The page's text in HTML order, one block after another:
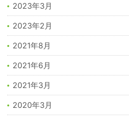
2023年3月
2023年2月
2021年8月
2021年6月
2021年3月
2020年3月